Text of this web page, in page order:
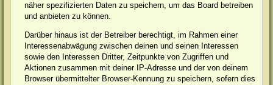
näher spezifizierten Daten zu speichern, um das Board betreiben
und anbieten zu können.
Darüber hinaus ist der Betreiber berechtigt, im Rahmen einer
Interessenabwägung zwischen deinen und seinen Interessen
sowie den Interessen Dritter, Zeitpunkte von Zugriffen und
Aktionen zusammen mit deiner IP-Adresse und der von deinem
Browser übermittelter Browser-Kennung zu speichern, sofern dies